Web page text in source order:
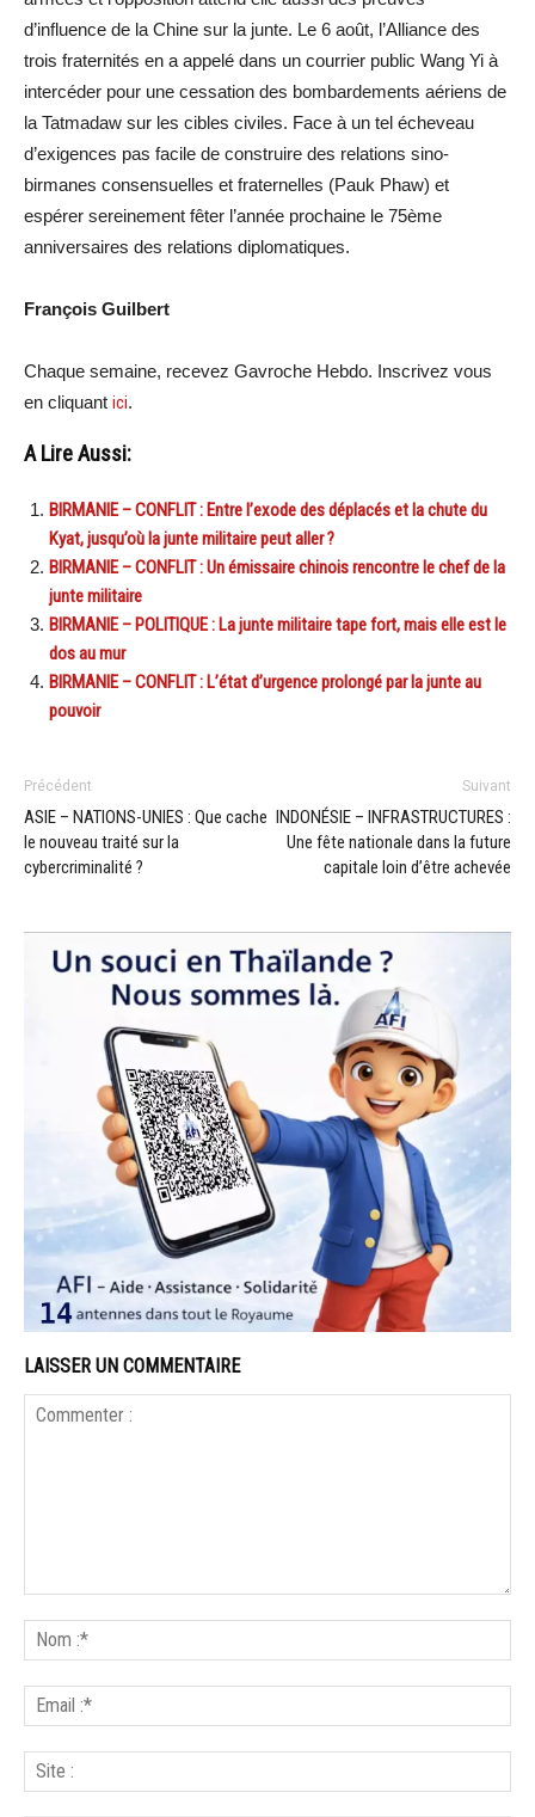
d’influence de la Chine sur la junte. Le 6 août, l’Alliance des
trois fraternités en a appelé dans un courrier public Wang Yi à
intercéder pour une cessation des bombardements aériens de
la Tatmadaw sur les cibles civiles. Face à un tel écheveau
d’exigences pas facile de construire des relations sino-
birmanes consensuelles et fraternelles (Pauk Phaw) et
espérer sereinement fêter l’année prochaine le 75ème
anniversaires des relations diplomatiques.
François Guilbert
Chaque semaine, recevez Gavroche Hebdo. Inscrivez vous
en cliquant ici.
A Lire Aussi:
BIRMANIE – CONFLIT : Entre l’exode des déplacés et la chute du
Kyat, jusqu’où la junte militaire peut aller ?
BIRMANIE – CONFLIT : Un émissaire chinois rencontre le chef de la
junte militaire
BIRMANIE – POLITIQUE : La junte militaire tape fort, mais elle est le
dos au mur
BIRMANIE – CONFLIT : L’état d’urgence prolongé par la junte au
pouvoir
Précédent
ASIE – NATIONS-UNIES : Que cache
le nouveau traité sur la
cybercriminalité ?
Suivant
INDONÉSIE – INFRASTRUCTURES :
Une fête nationale dans la future
capitale loin d’être achevée
LAISSER UN COMMENTAIRE